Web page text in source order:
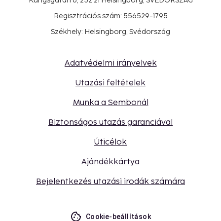
Regisztrációs szám: 556529-1795
Székhely: Helsingborg, Svédország
Adatvédelmi irányelvek
Utazási feltételek
Munka a Sembonál
Biztonságos utazás garanciával
Úticélok
Ajándékkártya
Bejelentkezés utazási irodák számára
Cookie-beállítások